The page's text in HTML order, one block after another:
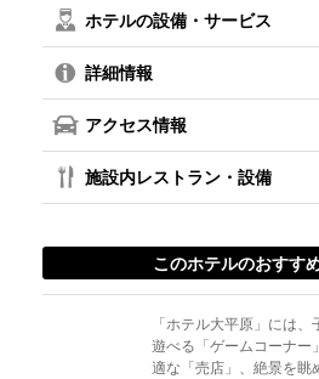
ホテルの設備・サービス
詳細情報
アクセス情報
施設内レストラン・設備
このホテルのおすす
「ホテル大平原」には
遊べる「ゲームコーナー
適な「売店」、絶景を眺